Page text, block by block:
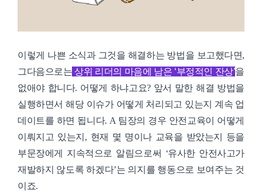
이렇게 나쁜 소식과 그것을 해결하는 방법을 보고했다면,
그다음으로는 상위 리더의 마음에 남은 ‘부정적인 잔상’을
없애야 합니다. 어떻게 하냐고요? 앞서 말한 해결 방법을
실행하면서 해당 이슈가 어떻게 처리되고 있는지 계속 업
데이트를 하면 됩니다. A 팀장의 경우 안전교육이 어떻게
이뤄지고 있는지, 현재 몇 명이나 교육을 받았는지 등을
부문장에게 지속적으로 알림으로써 ‘유사한 안전사고가
재발하지 않도록 하겠다’는 의지를 행동으로 보여주는 것
이죠.